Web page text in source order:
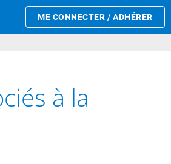
ME CONNECTER / ADHÉRER
à la